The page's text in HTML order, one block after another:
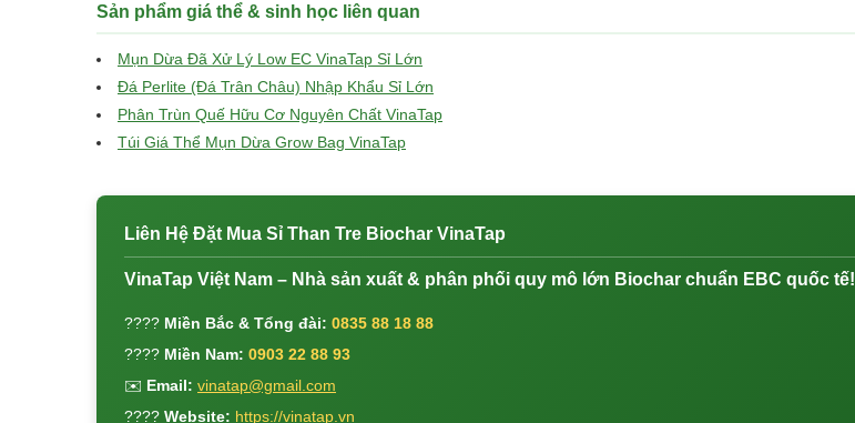
Sản phẩm giá thể & sinh học liên quan
Mụn Dừa Đã Xử Lý Low EC VinaTap Sỉ Lớn
Đá Perlite (Đá Trân Châu) Nhập Khẩu Sỉ Lớn
Phân Trùn Quế Hữu Cơ Nguyên Chất VinaTap
Túi Giá Thể Mụn Dừa Grow Bag VinaTap
Liên Hệ Đặt Mua Sỉ Than Tre Biochar VinaTap
VinaTap Việt Nam – Nhà sản xuất & phân phối quy mô lớn Biochar chuẩn EBC quốc tế!
???? Miền Bắc & Tổng đài: 0835 88 18 88
???? Miền Nam: 0903 22 88 93
✉️ Email: vinatap@gmail.com
???? Website: https://vinatap.vn